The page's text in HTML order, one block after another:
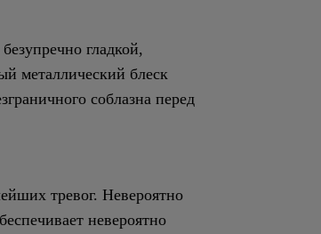
гладкой,
металлический блеск
соблазна перед
тревог. Невероятно
невероятно